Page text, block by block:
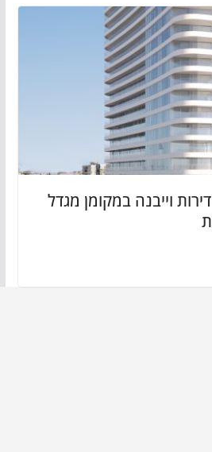
בת ים: ייהרסו 23 דירות וייבנה במקומן מגדל